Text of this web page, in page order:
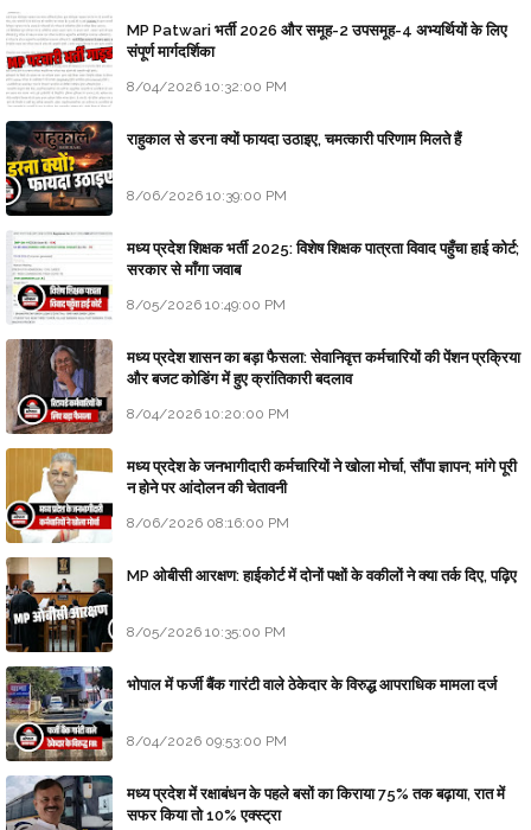
MP Patwari भर्ती 2026 और समूह-2 उपसमूह-4 अभ्यर्थियों के लिए
संपूर्ण मार्गदर्शिका
8/04/2026 10:32:00 PM
राहुकाल से डरना क्यों फायदा उठाइए, चमत्कारी परिणाम मिलते हैं
8/06/2026 10:39:00 PM
मध्य प्रदेश शिक्षक भर्ती 2025: विशेष शिक्षक पात्रता विवाद पहुँचा हाई कोर्ट;
सरकार से माँगा जवाब
8/05/2026 10:49:00 PM
मध्य प्रदेश शासन का बड़ा फैसला: सेवानिवृत्त कर्मचारियों की पेंशन प्रक्रिया
और बजट कोडिंग में हुए क्रांतिकारी बदलाव
8/04/2026 10:20:00 PM
मध्य प्रदेश के जनभागीदारी कर्मचारियों ने खोला मोर्चा, सौंपा ज्ञापन; मांगे पूरी
न होने पर आंदोलन की चेतावनी
8/06/2026 08:16:00 PM
MP ओबीसी आरक्षण: हाईकोर्ट में दोनों पक्षों के वकीलों ने क्या तर्क दिए, पढ़िए
8/05/2026 10:35:00 PM
भोपाल में फर्जी बैंक गारंटी वाले ठेकेदार के विरुद्ध आपराधिक मामला दर्ज
8/04/2026 09:53:00 PM
मध्य प्रदेश में रक्षाबंधन के पहले बसों का किराया 75% तक बढ़ाया, रात में
सफर किया तो 10% एक्स्ट्रा